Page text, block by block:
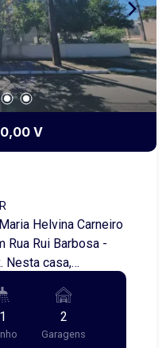
com estilo! Entre
e acompanhe
da obra. Garanta já seu novo lar!
V
Helvina Carneiro
Rua Rui Barbosa -
bairros de
para
lembranças. O piso
traz elegância,
1 2
Garagens